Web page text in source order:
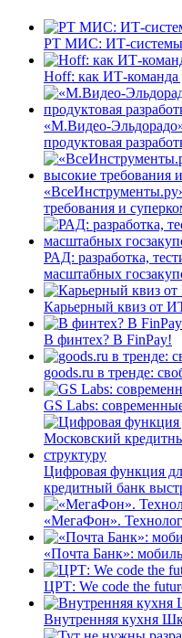
РТ МИС: ИТ-системы
Hoff: как ИТ-команда
«М.Видео-
продуктовая
требования и
РАД: разработка,
масштабных
Карьерный квиз от
В финтех? В FinPay!
goods.ru в тренде:
GS Labs:
Цифровая функция
кредитный банк
«МегаФон».
«Почта Банк»:
ЦРТ: We code the
Внутренняя кухня